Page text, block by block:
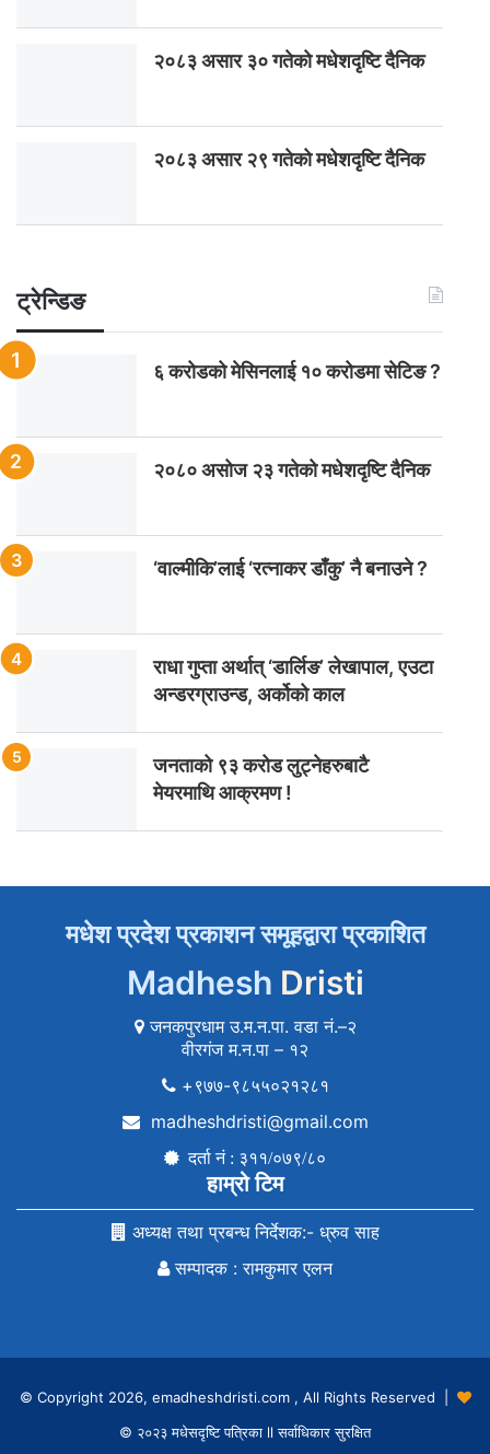
२०८३ असार ३० गतेको मधेशदृष्टि दैनिक
२०८३ असार २९ गतेको मधेशदृष्टि दैनिक
ट्रेन्डिङ
६ करोडको मेसिनलाई १० करोडमा सेटिङ ?
२०८० असोज २३ गतेको मधेशदृष्टि दैनिक
‘वाल्मीकि’लाई ‘रत्नाकर डाँकु’ नै बनाउने ?
राधा गुप्ता अर्थात् ‘डार्लिङ’ लेखापाल, एउटा
अन्डरग्राउन्ड, अर्कोको काल
जनताको ९३ करोड लुट्नेहरुबाटै
मेयरमाथि आक्रमण !
मधेश प्रदेश प्रकाशन समूहद्वारा प्रकाशित
Madhesh Dristi
जनकपुरधाम उ.म.न.पा. वडा नं.–२
वीरगंज म.न.पा – १२
+९७७-९८५५०२१२८१
madheshdristi@gmail.com
दर्ता नं : ३११/०७९/८०
हाम्रो टिम
अध्यक्ष तथा प्रबन्ध निर्देशक:- ध्रुव साह
सम्पादक : रामकुमार एलन
© Copyright 2026, emadheshdristi.com , All Rights Reserved |
© २०२३ मधेसदृष्टि पत्रिका ll सर्वाधिकार सुरक्षित